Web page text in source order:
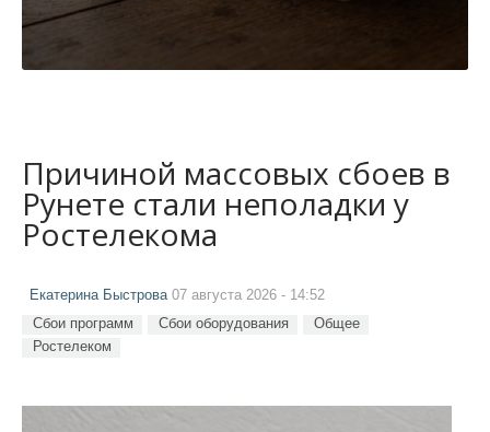
Причиной массовых сбоев в
Рунете стали неполадки у
Ростелекома
Екатерина Быстрова07 августа 2026 - 14:52
Сбои программ Сбои оборудования
Общее
Ростелеком